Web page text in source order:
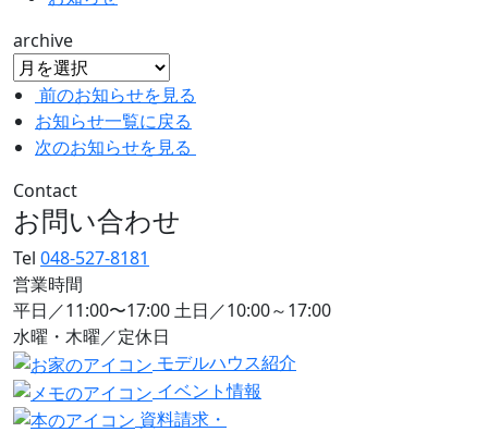
archive
前のお知らせを見る
お知らせ一覧に戻る
次のお知らせを見る
Contact
お問い合わせ
Tel 048-527-8181
営業時間
平日／11:00〜17:00 土日／10:00～17:00
水曜・木曜／定休日
モデルハウス紹介
イベント情報
資料請求・